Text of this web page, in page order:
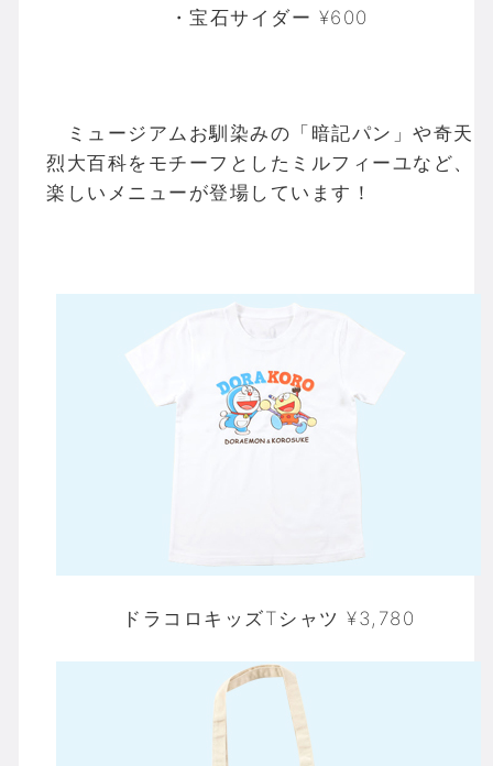
・宝石サイダー ¥600
ミュージアムお馴染みの「暗記パン」や奇天
烈大百科をモチーフとしたミルフィーユなど、
楽しいメニューが登場しています！
ドラコロキッズTシャツ ¥3,780